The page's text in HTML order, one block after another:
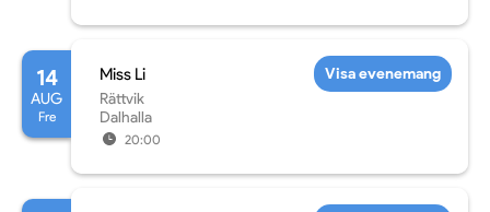
14
AUG
Fre
Miss Li
Rättvik
Dalhalla
20:00
Visa evenemang